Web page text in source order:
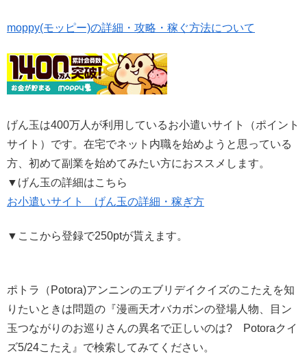
moppy(モッピー)の詳細・攻略・稼ぐ方法について
げん玉は400万人が利用しているお小遣いサイト（ポイント
サイト）です。在宅でネット内職を始めようと思っている
方、初めて副業を始めてみたい方におススメします。
▼げん玉の詳細はこちら
お小遣いサイト げん玉の詳細・稼ぎ方
▼ここから登録で250ptが貰えます。
ポトラ（Potora)アンニンのエブリデイクイズのこたえを知
りたいときは問題の『漫画天才バカボンの登場人物、目ン
玉つながりのお巡りさんの異名で正しいのは? Potoraクイ
ズ5/24こたえ』で検索してみてください。